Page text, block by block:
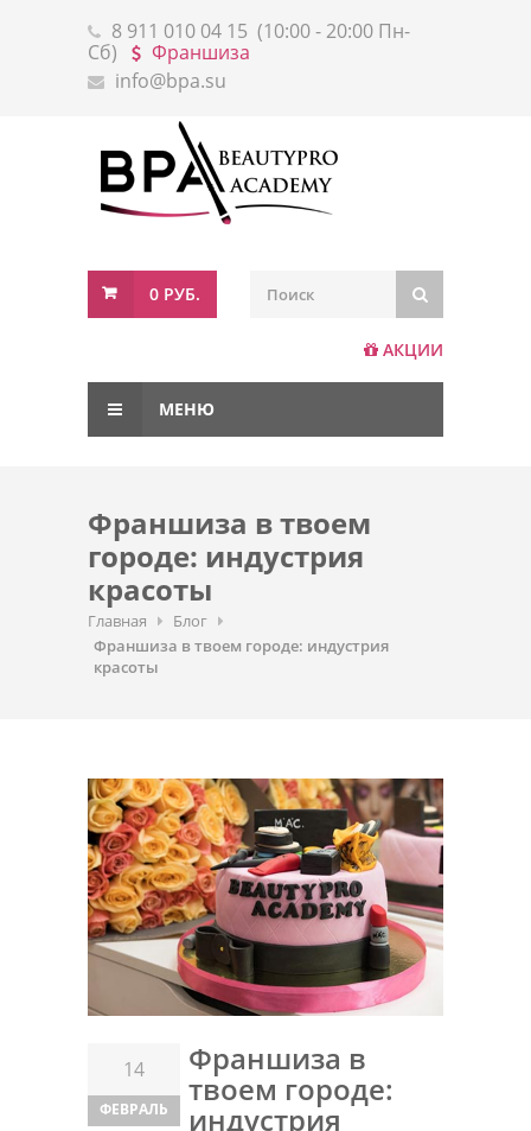
8 911 010 04 15 (10:00 - 20:00 Пн-
Сб)
Франшиза
info@bpa.su
0 РУБ.
АКЦИИ
МЕНЮ
Франшиза в твоем
городе: индустрия
красоты
Главная
Блог
Франшиза в твоем городе: индустрия
красоты
14
ФЕВРАЛЬ
Франшиза в
твоем городе:
индустрия